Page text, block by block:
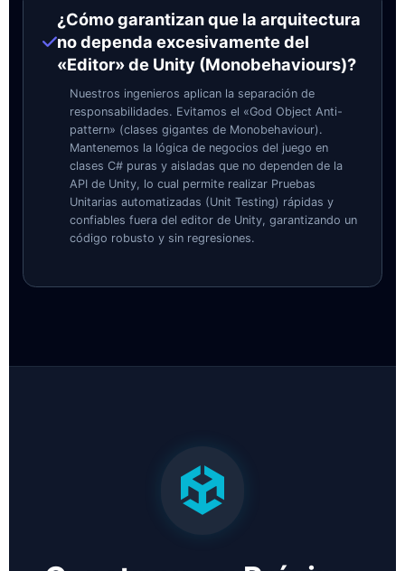
¿Cómo garantizan que la arquitectura
no dependa excesivamente del
«Editor» de Unity (Monobehaviours)?
Nuestros ingenieros aplican la separación de
responsabilidades. Evitamos el «God Object Anti-
pattern» (clases gigantes de Monobehaviour).
Mantenemos la lógica de negocios del juego en
clases C# puras y aisladas que no dependen de la
API de Unity, lo cual permite realizar Pruebas
Unitarias automatizadas (Unit Testing) rápidas y
confiables fuera del editor de Unity, garantizando un
código robusto y sin regresiones.